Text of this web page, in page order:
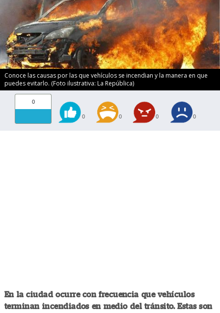
Conoce las causas por las que vehículos se incendian y la manera en que
puedes evitarlo. (Foto ilustrativa: La República)
0
0 0 0 0
En la ciudad ocurre con frecuencia que vehículos
terminan incendiados en medio del tránsito. Estas son